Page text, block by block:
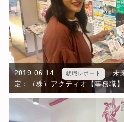
2019.06.14 就職レポート
未
定：（株）アクティオ【事務職】